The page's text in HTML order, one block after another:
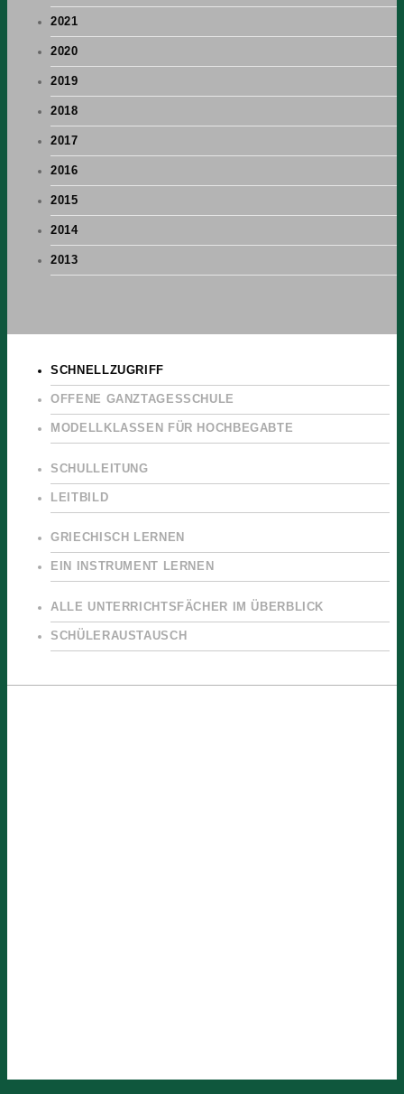
2021
2020
2019
2018
2017
2016
2015
2014
2013
SCHNELLZUGRIFF
OFFENE GANZTAGESSCHULE
MODELLKLASSEN FÜR HOCHBEGABTE
SCHULLEITUNG
LEITBILD
GRIECHISCH LERNEN
EIN INSTRUMENT LERNEN
ALLE UNTERRICHTSFÄCHER IM ÜBERBLICK
SCHÜLERAUSTAUSCH